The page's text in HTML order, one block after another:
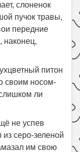
слоненок
пучок травы,
передние
наконец,
питон
своим носом-
ли
не успев
из серо-зеленой
им свою